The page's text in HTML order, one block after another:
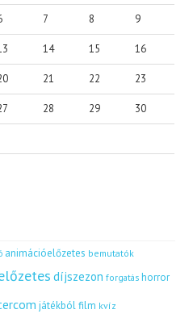
7 8 9
14 15 16
21 22 23
28 29 30
animációelőzetes bemutatók
díjszezon forgatás horror
játékból film kvíz